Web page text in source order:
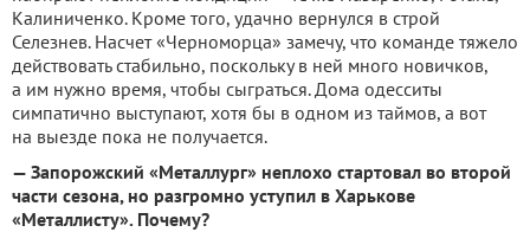
Калиниченко. Кроме того, удачно вернулся в строй
Селезнев. Насчет «Черноморца» замечу, что команде тяжело
действовать стабильно, поскольку в ней мно­го новичков,
а им нужно время, чтобы сыг­раться. Дома одесситы
симпатично выступа­ют, хотя бы в одном из таймов, а вот
на выез­де пока не получается.
— Запорожский «Металлург» неплохо стар­товал во второй
части сезона, но разгромно уступил в Харькове
«Металлисту». Почему?